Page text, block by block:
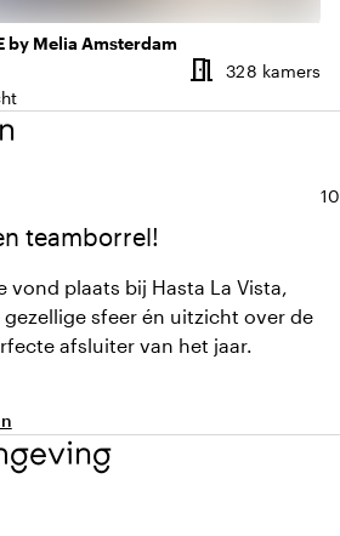
by Melia Amsterdam
meeting_room
328 kamers
10 uit 10
teamborrel!
10
vond plaats bij Hasta La Vista,
gezellige sfeer én uitzicht over de
afsluiter van het jaar.